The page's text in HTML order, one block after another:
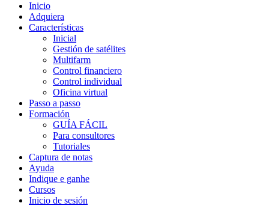
Inicio
Adquiera
Características
Inicial
Gestión de satélites
Multifarm
Control financiero
Control individual
Oficina virtual
Passo a passo
Formación
GUÍA FÁCIL
Para consultores
Tutoriales
Captura de notas
Ayuda
Indique e ganhe
Cursos
Inicio de sesión